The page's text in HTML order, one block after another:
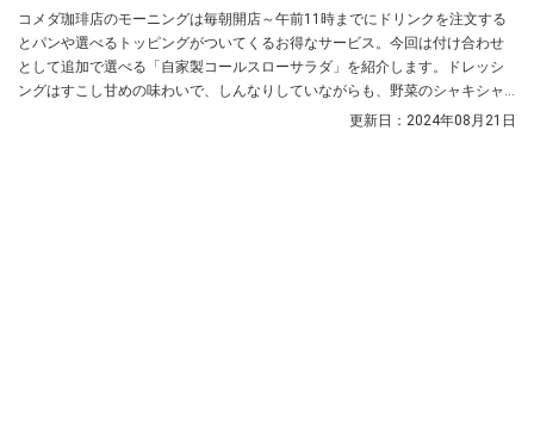
コメダ珈琲店のモーニングは毎朝開店～午前11時までにドリンクを注文する
とパンや選べるトッピングがついてくるお得なサービス。今回は付け合わせ
として追加で選べる「自家製コールスローサラダ」を紹介します。ドレッシ
ングはすこし甘めの味わいで、しんなりしていながらも、野菜のシャキシャ
更新日： 2024年08月21日